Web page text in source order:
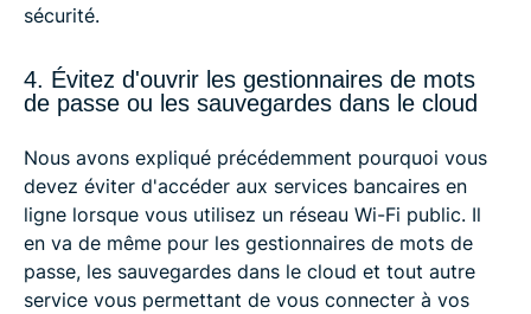
sécurité.
4. Évitez d'ouvrir les gestionnaires de mots
de passe ou les sauvegardes dans le cloud
Nous avons expliqué précédemment pourquoi vous
devez éviter d'accéder aux services bancaires en
ligne lorsque vous utilisez un réseau Wi-Fi public. Il
en va de même pour les gestionnaires de mots de
passe, les sauvegardes dans le cloud et tout autre
service vous permettant de vous connecter à vos